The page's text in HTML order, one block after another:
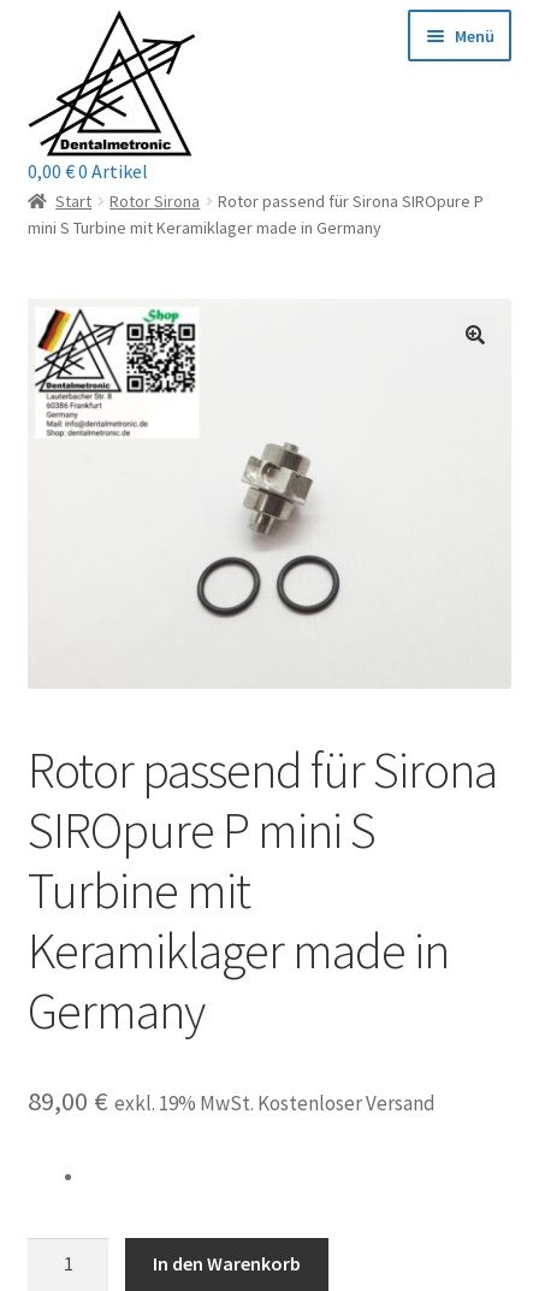
Navigation
springen
springen
Menü
Home
Mein Konto / Login
Kontakt
Reparaturservice
0,00 €0 Artikel
Start Rotor Sirona
Rotor passend für Sirona SIROpure P
mini S Turbine mit Keramiklager made in Germany
Rotor passend für Sirona
SIROpure P mini S
Turbine mit
Keramiklager made in
Germany
89,00 € exkl. 19% MwSt. Kostenloser Versand
In den Warenkorb